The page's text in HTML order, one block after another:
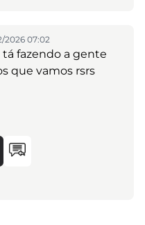
07:02
tá fazendo a gente
que vamos rsrs